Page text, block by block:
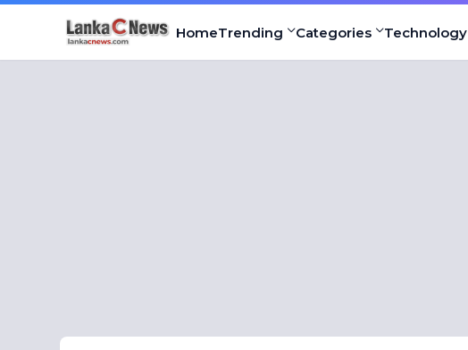
HomeTrending Categories Technology